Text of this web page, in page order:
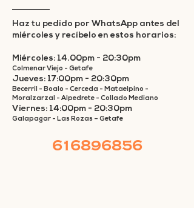
Haz tu pedido por WhatsApp antes del
miércoles y recíbelo en estos horarios:
Miércoles: 14.00pm - 20:30pm
Colmenar Viejo - Getafe
Jueves: 17:00pm - 20:30pm
Becerril - Boalo - Cerceda - Mataelpino -
Moralzarzal - Alpedrete - Collado Mediano
Viernes: 14:00pm - 20:30pm
Galapagar - Las Rozas – Getafe
616896856